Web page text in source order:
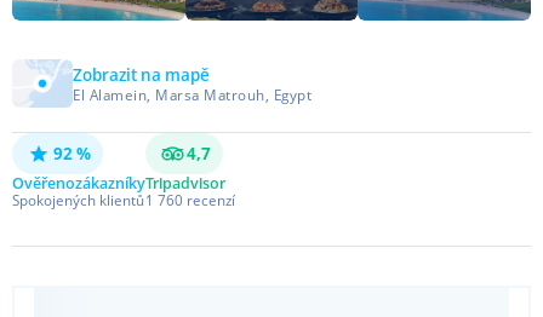
Zobrazit na mapě
El Alamein, Marsa Matrouh, Egypt
92 %
Ověřenozákazníky
Spokojených klientů
4,7
Tripadvisor
1 760 recenzí